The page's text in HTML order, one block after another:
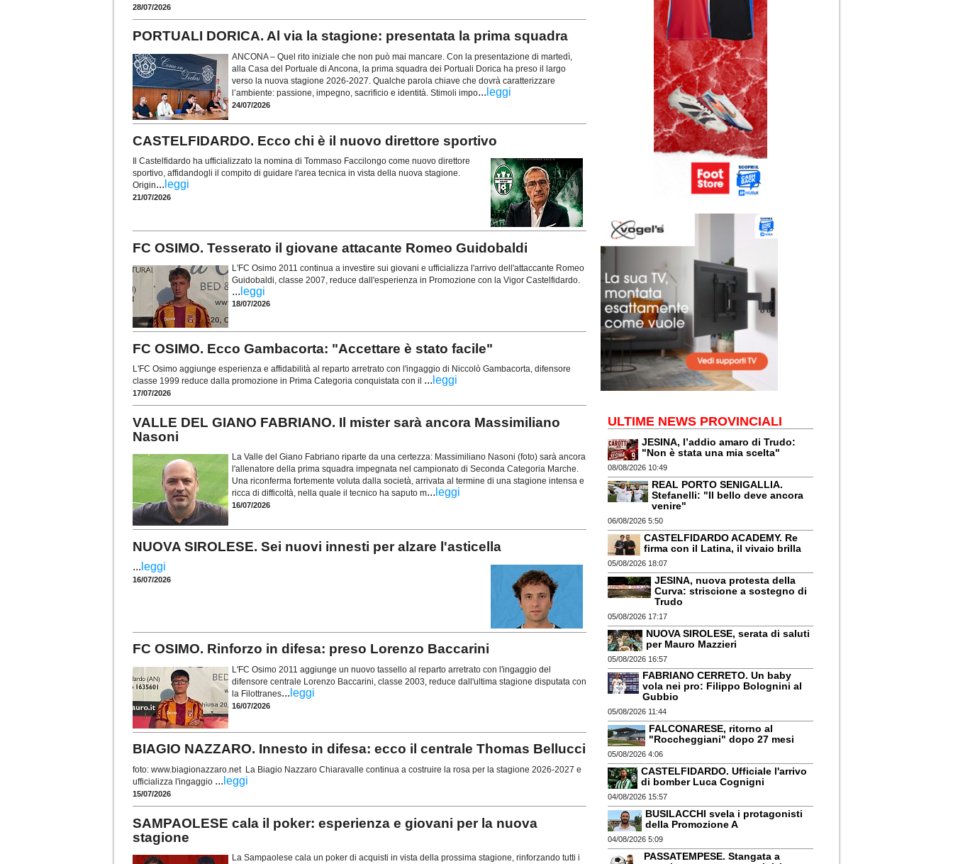
28/07/2026
PORTUALI DORICA. Al via la stagione: presentata la prima squadra
ANCONA – Quel rito iniziale che non può mai mancare. Con la presentazione di martedì,
alla Casa del Portuale di Ancona, la prima squadra dei Portuali Dorica ha preso il largo
verso la nuova stagione 2026-2027. Qualche parola chiave che dovrà caratterizzare
l’ambiente: passione, impegno, sacrificio e identità. Stimoli impo... leggi
24/07/2026
CASTELFIDARDO. Ecco chi è il nuovo direttore sportivo
Il Castelfidardo ha ufficializzato la nomina di Tommaso Faccilongo come nuovo direttore
sportivo, affidandogli il compito di guidare l'area tecnica in vista della nuova stagione.
Origin... leggi
21/07/2026
FC OSIMO. Tesserato il giovane attacante Romeo Guidobaldi
L'FC Osimo 2011 continua a investire sui giovani e ufficializza l'arrivo dell'attaccante Romeo
Guidobaldi, classe 2007, reduce dall'esperienza in Promozione con la Vigor Castelfidardo.
... leggi
18/07/2026
FC OSIMO. Ecco Gambacorta: "Accettare è stato facile"
L'FC Osimo aggiunge esperienza e affidabilità al reparto arretrato con l'ingaggio di Niccolò Gambacorta, difensore
classe 1999 reduce dalla promozione in Prima Categoria conquistata con il ... leggi
17/07/2026
VALLE DEL GIANO FABRIANO. Il mister sarà ancora Massimiliano
Nasoni
La Valle del Giano Fabriano riparte da una certezza: Massimiliano Nasoni (foto) sarà ancora
l'allenatore della prima squadra impegnata nel campionato di Seconda Categoria Marche.
Una riconferma fortemente voluta dalla società, arrivata al termine di una stagione intensa e
ricca di difficoltà, nella quale il tecnico ha saputo m... leggi
16/07/2026
NUOVA SIROLESE. Sei nuovi innesti per alzare l'asticella
... leggi
16/07/2026
FC OSIMO. Rinforzo in difesa: preso Lorenzo Baccarini
L'FC Osimo 2011 aggiunge un nuovo tassello al reparto arretrato con l'ingaggio del
difensore centrale Lorenzo Baccarini, classe 2003, reduce dall'ultima stagione disputata con
la Filottranes... leggi
16/07/2026
BIAGIO NAZZARO. Innesto in difesa: ecco il centrale Thomas Bellucci
foto: www.biagionazzaro.net La Biagio Nazzaro Chiaravalle continua a costruire la rosa per la stagione 2026-2027 e
ufficializza l'ingaggio ... leggi
15/07/2026
SAMPAOLESE cala il poker: esperienza e giovani per la nuova
stagione
La Sampaolese cala un poker di acquisti in vista della prossima stagione, rinforzando tutti i
ULTIME NEWS PROVINCIALI
JESINA, l’addio amaro di Trudo:
"Non è stata una mia scelta"
08/08/2026 10:49
REAL PORTO SENIGALLIA.
Stefanelli: "Il bello deve ancora
venire"
06/08/2026 5:50
CASTELFIDARDO ACADEMY. Re
firma con il Latina, il vivaio brilla
05/08/2026 18:07
JESINA, nuova protesta della
Curva: striscione a sostegno di
Trudo
05/08/2026 17:17
NUOVA SIROLESE, serata di saluti
per Mauro Mazzieri
05/08/2026 16:57
FABRIANO CERRETO. Un baby
vola nei pro: Filippo Bolognini al
Gubbio
05/08/2026 11:44
FALCONARESE, ritorno al
"Roccheggiani" dopo 27 mesi
05/08/2026 4:06
CASTELFIDARDO. Ufficiale l'arrivo
di bomber Luca Cognigni
04/08/2026 15:57
BUSILACCHI svela i protagonisti
della Promozione A
04/08/2026 5:09
PASSATEMPESE. Stangata a